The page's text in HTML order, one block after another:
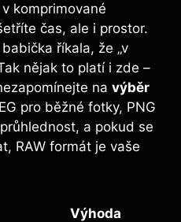
komprimované
čas,⁣ ale i prostor.
říkala, že „v
nějak to platí i zde –
na výběr
pro​ běžné fotky, PNG
⁣a pokud se
RAW formát je vaše
Výhoda